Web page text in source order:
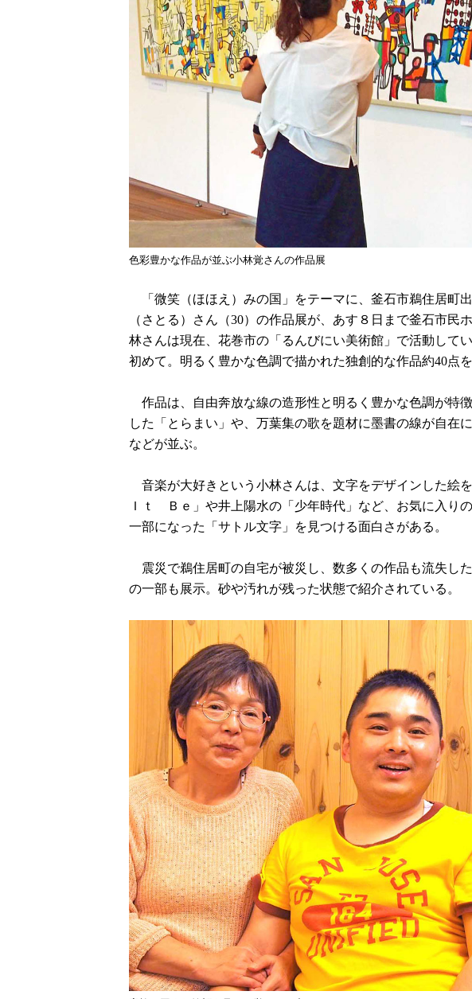
色彩豊かな作品が並ぶ小林覚さんの作品展
「微笑（ほほえ）みの国」をテーマに、釜石市鵜住居町
（さとる）さん（30）の作品展が、あす８日まで釜石市民
林さんは現在、花巻市の「るんびにい美術館」で活動して
初めて。明るく豊かな色調で描かれた独創的な作品約40点を
作品は、自由奔放な線の造形性と明るく豊かな色調が特
した「とらまい」や、万葉集の歌を題材に墨書の線が自在
などが並ぶ。
音楽が大好きという小林さんは、文字をデザインした絵
Ｉｔ Ｂｅ」や井上陽水の「少年時代」など、お気に入り
一部になった「サトル文字」を見つける面白さがある。
震災で鵜住居町の自宅が被災し、数多くの作品も流失し
の一部も展示。砂や汚れが残った状態で紹介されている。